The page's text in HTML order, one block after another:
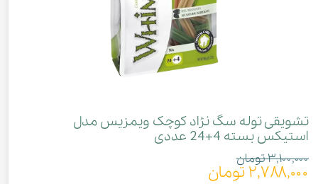
تشویقی توله سگ نژاد کوچک ویمزیس مدل
استیکس بسته 4+24 عددی
۳,۱۰۰,۰۰۰ تومان
۲,۷۸۸,۰۰۰ تومان